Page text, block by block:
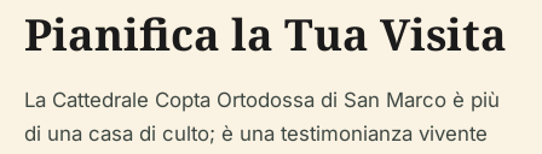
Pianifica la Tua Visita
La Cattedrale Copta Ortodossa di San Marco è più
di una casa di culto; è una testimonianza vivente